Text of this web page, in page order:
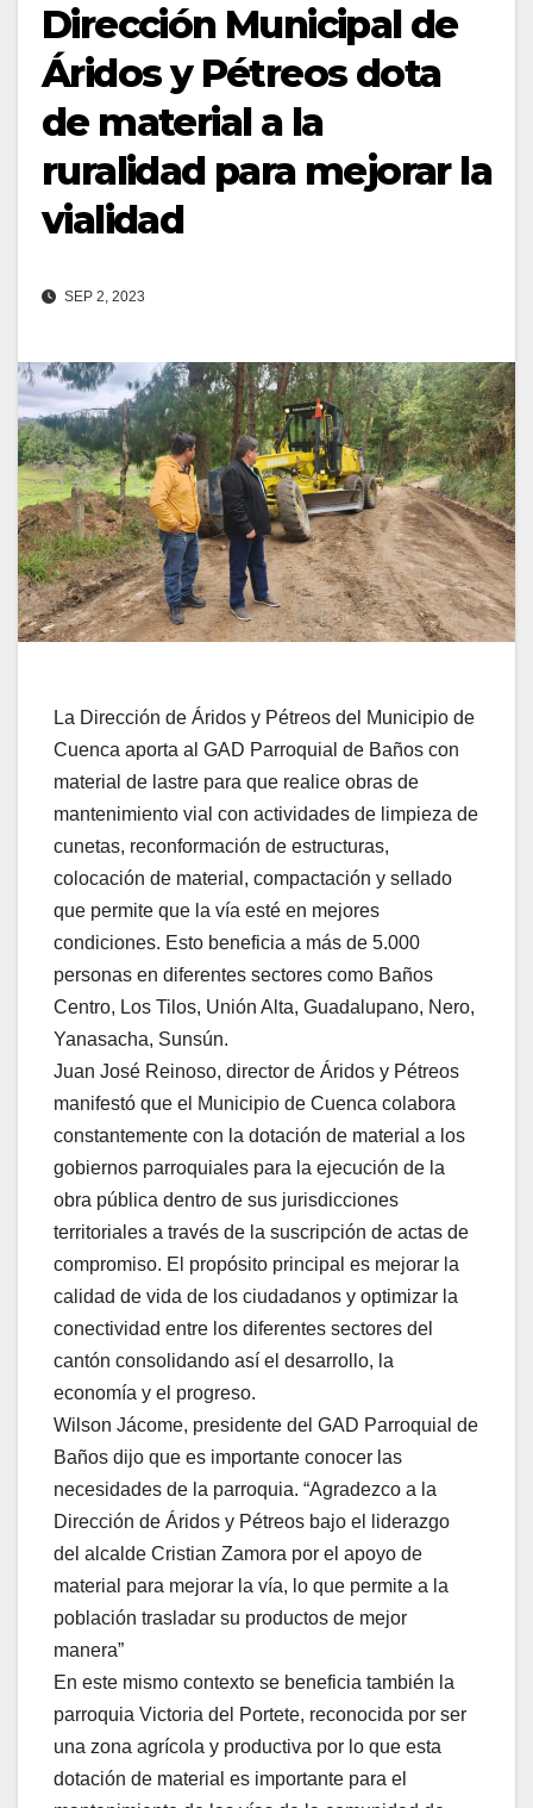
Dirección Municipal de
Áridos y Pétreos dota
de material a la
ruralidad para mejorar la
vialidad
SEP 2, 2023
La Dirección de Áridos y Pétreos del Municipio de
Cuenca aporta al GAD Parroquial de Baños con
material de lastre para que realice obras de
mantenimiento vial con actividades de limpieza de
cunetas, reconformación de estructuras,
colocación de material, compactación y sellado
que permite que la vía esté en mejores
condiciones. Esto beneficia a más de 5.000
personas en diferentes sectores como Baños
Centro, Los Tilos, Unión Alta, Guadalupano, Nero,
Yanasacha, Sunsún.
Juan José Reinoso, director de Áridos y Pétreos
manifestó que el Municipio de Cuenca colabora
constantemente con la dotación de material a los
gobiernos parroquiales para la ejecución de la
obra pública dentro de sus jurisdicciones
territoriales a través de la suscripción de actas de
compromiso. El propósito principal es mejorar la
calidad de vida de los ciudadanos y optimizar la
conectividad entre los diferentes sectores del
cantón consolidando así el desarrollo, la
economía y el progreso.
Wilson Jácome, presidente del GAD Parroquial de
Baños dijo que es importante conocer las
necesidades de la parroquia. “Agradezco a la
Dirección de Áridos y Pétreos bajo el liderazgo
del alcalde Cristian Zamora por el apoyo de
material para mejorar la vía, lo que permite a la
población trasladar su productos de mejor
manera”
En este mismo contexto se beneficia también la
parroquia Victoria del Portete, reconocida por ser
una zona agrícola y productiva por lo que esta
dotación de material es importante para el